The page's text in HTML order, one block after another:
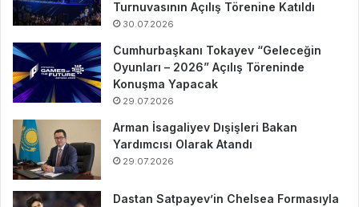
Turnuvasının Açılış Törenine Katıldı
30.07.2026
Cumhurbaşkanı Tokayev “Geleceğin
Oyunları – 2026” Açılış Töreninde
Konuşma Yapacak
29.07.2026
Arman İsagaliyev Dışişleri Bakan
Yardımcısı Olarak Atandı
29.07.2026
Dastan Satpayev’in Chelsea Formasıyla